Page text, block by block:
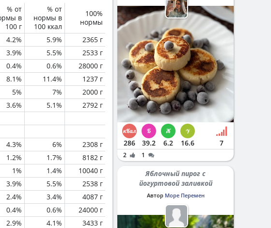
% от
в
100 г
% от
нормы в
100 ккал
100%
нормы
4.2% 5.9%
2365 г
3.9% 5.5%
2533 г
0.4% 0.6%
28000 г
8.1% 11.4%
1237 г
5% 7%
2000 г
3.6% 5.1%
2792 г
4.3% 6%
2308 г
1.2% 1.7%
8182 г
1% 1.4%
10040 г
3.9% 5.5%
2538 г
2.4% 3.4%
4087 г
0.4% 0.6%
24000 г
2.9% 4.1%
3433 г
286 39.2 6.2 16.6 7
2 1
Яблочный пирог с
йогуртовой заливкой
Автор Море Перемен